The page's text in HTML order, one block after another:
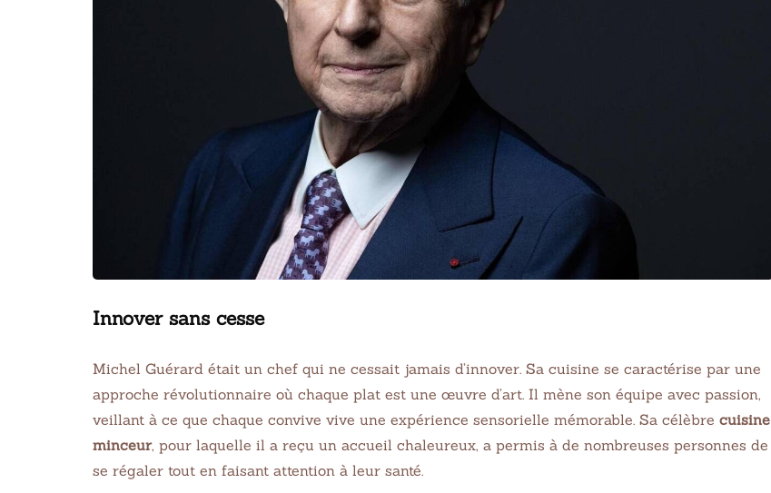
Innover sans cesse
Michel Guérard était un chef qui ne cessait jamais d’innover. Sa cuisine se caractérise par une
approche révolutionnaire où chaque plat est une œuvre d’art. Il mène son équipe avec passion,
veillant à ce que chaque convive vive une expérience sensorielle mémorable. Sa célèbre cuisine
minceur, pour laquelle il a reçu un accueil chaleureux, a permis à de nombreuses personnes de
se régaler tout en faisant attention à leur santé.